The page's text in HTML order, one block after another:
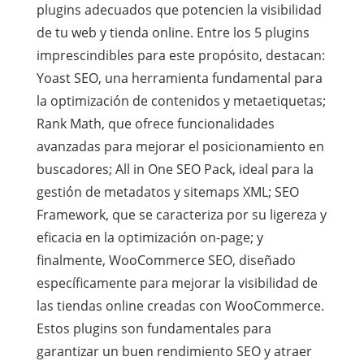
plugins adecuados que potencien la visibilidad
de tu web y tienda online. Entre los 5 plugins
imprescindibles para este propósito, destacan:
Yoast SEO, una herramienta fundamental para
la optimización de contenidos y metaetiquetas;
Rank Math, que ofrece funcionalidades
avanzadas para mejorar el posicionamiento en
buscadores; All in One SEO Pack, ideal para la
gestión de metadatos y sitemaps XML; SEO
Framework, que se caracteriza por su ligereza y
eficacia en la optimización on-page; y
finalmente, WooCommerce SEO, diseñado
específicamente para mejorar la visibilidad de
las tiendas online creadas con WooCommerce.
Estos plugins son fundamentales para
garantizar un buen rendimiento SEO y atraer